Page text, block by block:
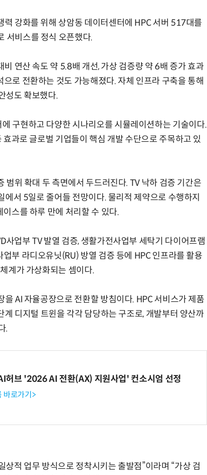
력 강화를 위해 상암동 데이터센터에 HPC 서버 517대를
서비스를 정식 오픈했다.
연산 속도 약 5.8배 개선, 가상 검증량 약 6배 증가 효과
로 전환하는 것도 가능해졌다. 자체 인프라 구축을 통해
성도 확보했다.
구현하고 다양한 시나리오를 시뮬레이션하는 기술이다.
과로 글로벌 기업들이 핵심 개발 수단으로 주목하고 있
범위 확대 두 측면에서 두드러진다. TV 낙하 검증 기간은
서 5일로 줄어들 전망이다. 물리적 제약으로 수행하지
스를 하루 만에 처리할 수 있다.
사업부 TV 발열 검증, 생활가전사업부 세탁기 다이어프램
부 라디오유닛(RU) 방열 검증 등에 HPC 인프라를 활용
계가 가상화되는 셈이다.
AI 자율공장으로 전환할 방침이다. HPC 서비스가 제품
디지털 트윈을 각각 담당하는 구조로, 개발부터 양산까
.
허브 '2026 AI 전환(AX) 지원사업' 컨소시엄 선정
바로가기>
상적 업무 방식으로 정착시키는 출발점”이라며 “가상 검